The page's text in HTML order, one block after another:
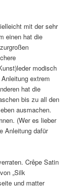
mit der sehr
einen hat die
modisch
extrem
hat die
bis zu all den
ausmachen.
(Wer es lieber
Anleitung dafür
Crêpe Satin
„Silk
und matter